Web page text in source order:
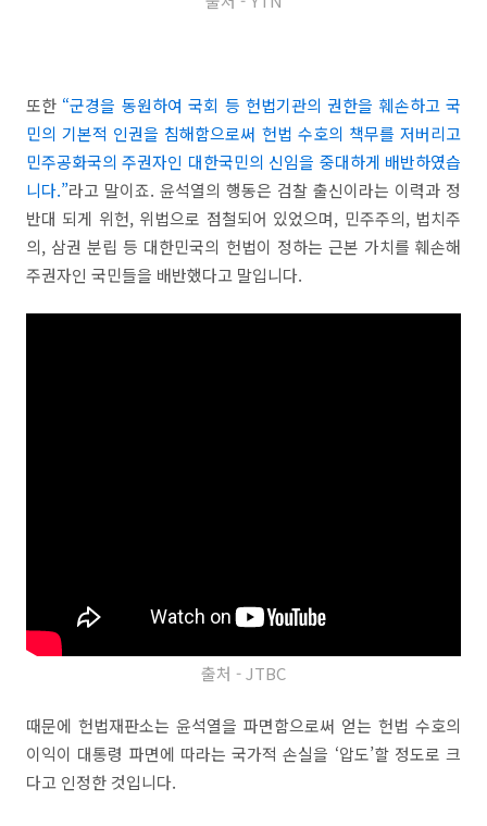
또한 “군경을 동원하여 국회 등 헌법기관의 권한을 훼손하고 국
민의 기본적 인권을 침해함으로써 헌법 수호의 책무를 저버리고
민주공화국의 주권자인 대한국민의 신임을 중대하게 배반하였습
니다.”라고 말이죠. 윤석열의 행동은 검찰 출신이라는 이력과 정
반대 되게 위헌, 위법으로 점철되어 있었으며, 민주주의, 법치주
의, 삼권 분립 등 대한민국의 헌법이 정하는 근본 가치를 훼손해
주권자인 국민들을 배반했다고 말입니다.
출처 - JTBC
때문에 헌법재판소는 윤석열을 파면함으로써 얻는 헌법 수호의
이익이 대통령 파면에 따라는 국가적 손실을 ‘압도’할 정도로 크
다고 인정한 것입니다.